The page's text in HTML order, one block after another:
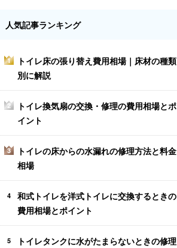
人気記事ランキング
1
トイレ床の張り替え費用相場｜床材の種類
別に解説
2
トイレ換気扇の交換・修理の費用相場とポ
イント
3
トイレの床からの水漏れの修理方法と料金
相場
4
和式トイレを洋式トイレに交換するときの
費用相場とポイント
5
トイレタンクに水がたまらないときの修理